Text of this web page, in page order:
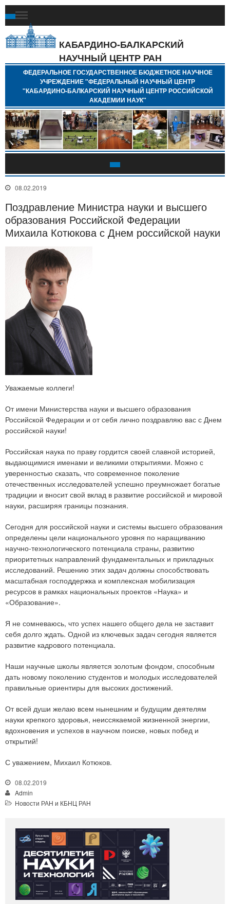
КАБАРДИНО-БАЛКАРСКИЙ
НАУЧНЫЙ ЦЕНТР РАН
ФЕДЕРАЛЬНОЕ ГОСУДАРСТВЕННОЕ БЮДЖЕТНОЕ НАУЧНОЕ
УЧРЕЖДЕНИЕ "ФЕДЕРАЛЬНЫЙ НАУЧНЫЙ ЦЕНТР
"КАБАРДИНО-БАЛКАРСКИЙ НАУЧНЫЙ ЦЕНТР РОССИЙСКОЙ
АКАДЕМИИ НАУК"
08.02.2019
Поздравление Министра науки и высшего
образования Российской Федерации
Михаила Котюкова с Днем российской науки
Уважаемые коллеги!
От имени Министерства науки и высшего образования
Российской Федерации и от себя лично поздравляю вас с Днем
российской науки!
Российская наука по праву гордится своей славной историей,
выдающимися именами и великими открытиями. Можно с
уверенностью сказать, что современное поколение
отечественных исследователей успешно преумножает богатые
традиции и вносит свой вклад в развитие российской и мировой
науки, расширяя границы познания.
Сегодня для российской науки и системы высшего образования
определены цели национального уровня по наращиванию
научно-технологического потенциала страны, развитию
приоритетных направлений фундаментальных и прикладных
исследований. Решению этих задач должны способствовать
масштабная господдержка и комплексная мобилизация
ресурсов в рамках национальных проектов «Наука» и
«Образование».
Я не сомневаюсь, что успех нашего общего дела не заставит
себя долго ждать. Одной из ключевых задач сегодня является
развитие кадрового потенциала.
Наши научные школы является золотым фондом, способным
дать новому поколению студентов и молодых исследователей
правильные ориентиры для высоких достижений.
От всей души желаю всем нынешним и будущим деятелям
науки крепкого здоровья, неиссякаемой жизненной энергии,
вдохновения и успехов в научном поиске, новых побед и
открытий!
С уважением, Михаил Котюков.
08.02.2019
Admin
Новости РАН и КБНЦ РАН